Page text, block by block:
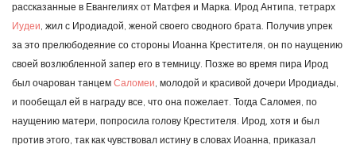
рассказанные в Евангелиях от Матфея и Марка. Ирод Антипа, тетрарх
Иудеи, жил с Иродиадой, женой своего сводного брата. Получив упрек
за это прелюбодеяние со стороны Иоанна Крестителя, он по наущению
своей возлюбленной запер его в темницу. Позже во время пира Ирод
был очарован танцем Саломеи, молодой и красивой дочери Иродиады,
и пообещал ей в награду все, что она пожелает. Тогда Саломея, по
наущению матери, попросила голову Крестителя. Ирод, хотя и был
против этого, так как чувствовал истину в словах Иоанна, приказал